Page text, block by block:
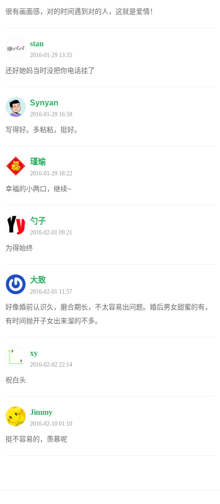
很有画面感，对的时间遇到对的人，这就是爱情！
stan
2016-01-29 13:35
还好她妈当时没把你电话挂了
Synyan
2016-01-29 16:59
写得好。多粘粘，挺好。
瑾瑜
2016-01-29 18:22
幸福的小两口，继续~
勺子
2016-02-01 09:21
为得始终
大致
2016-02-01 11:57
好像婚前认识久，磨合期长，不太容易出问题。婚后男女甜蜜的有，
有时间抛开子女出来溜的不多。
xy
2016-02-02 22:14
祝白头
Jimmy
2016-02-10 01:10
挺不容易的，羡慕呢